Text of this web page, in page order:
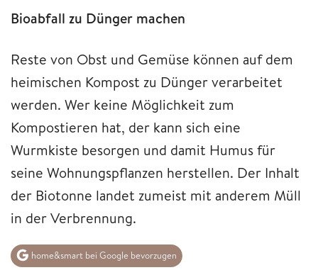
Bioabfall zu Dünger machen
Reste von Obst und Gemüse können auf dem
heimischen Kompost zu Dünger verarbeitet
werden. Wer keine Möglichkeit zum
Kompostieren hat, der kann sich eine
Wurmkiste besorgen und damit Humus für
seine Wohnungspflanzen herstellen. Der Inhalt
der Biotonne landet zumeist mit anderem Müll
in der Verbrennung.
home&smart bei Google bevorzugen